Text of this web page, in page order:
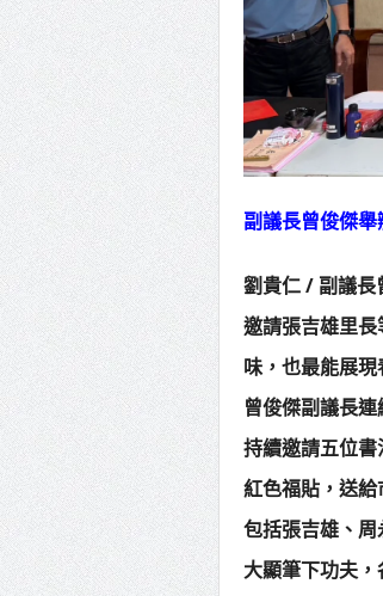
副議長曾俊傑
劉貴仁 / 副議長
邀請張吉雄里
味，也最能展現
曾俊傑副議長
持續邀請五位
紅色福貼，送給
包括張吉雄、
大顯筆下功夫